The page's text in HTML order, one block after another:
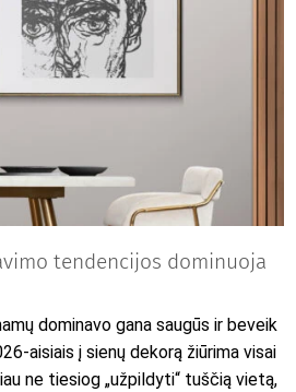
tendencijos dominuoja
dominavo gana saugūs ir beveik
aisiais į sienų dekorą žiūrima visai
ne tiesiog „užpildyti“ tuščią vietą,